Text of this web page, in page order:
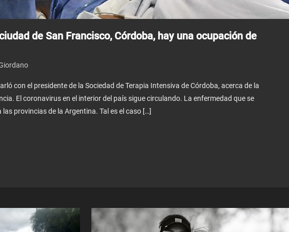
de San Francisco, Córdoba, hay una ocupación de
con el presidente de la Sociedad de Terapia Intensiva de Córdoba, acerca de la
El coronavirus en el interior del país sigue circulando. La enfermedad que se
provincias de la Argentina. Tal es el caso […]